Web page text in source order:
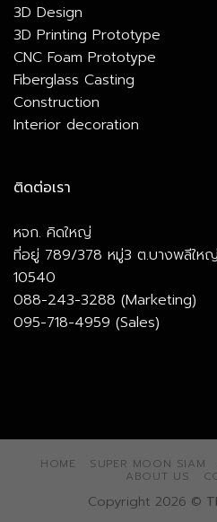
3D Design
3D Printing Prototype
CNC Foam Prototype
Fiberglass Casting
Construction
Interior decoration
ติดต่อเรา
หจก. คิดใหญ่
ที่อยู่ 789/378 หมู่3 ต.บางพลีให
10540
088-243-3288 (Marketing)
095-718-4959 (Sales)
HOME SUPER MOON SIAM
ABOUT US
Copyright 2026 ©